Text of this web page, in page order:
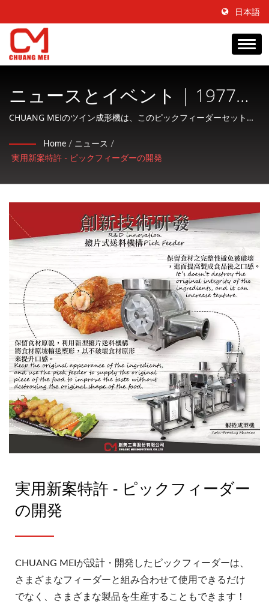
日本語
ニュースとイベント | 1977年
からの水産食品加工および調
整機械の製造業者 | CHUANG
MEI INDUSTRIAL CO.
CHUANG MEIのツイン成形機は、このピックフィーダーセットと
Home / ニュース /
実用新案特許 - ピックフィーダーの開発
実用新案特許 - ピックフィーダー
の開発
CHUANG MEIが設計・開発したピックフィーダーは、
さまざまなフィーダーと組み合わせて使用できるだけ
でなく、さまざまな製品を生産することもできます！